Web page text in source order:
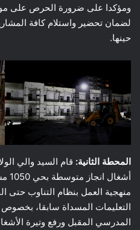
ومؤكدا على ضرورة الحرص على
لضمان تحضير واستلام كافة
حينها.
المحطة الثانية: قام السيد والي
منهجية العمل بنظام التناوب حتى
التعليمات المسداة سابقا،
المدرسي المقبل ورفع وتيرة